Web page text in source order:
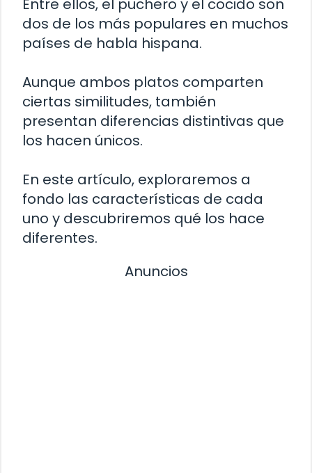
Entre ellos, el puchero y el cocido son
dos de los más populares en muchos
países de habla hispana.
Aunque ambos platos comparten
ciertas similitudes, también
presentan diferencias distintivas que
los hacen únicos.
En este artículo, exploraremos a
fondo las características de cada
uno y descubriremos qué los hace
diferentes.
Anuncios